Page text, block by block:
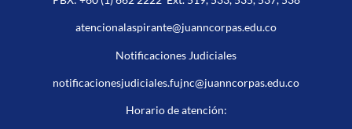
atencionalaspirante@juanncorpas.edu.co
Notificaciones Judiciales
notificacionesjudiciales.fujnc@juanncorpas.edu.co
Horario de atención: